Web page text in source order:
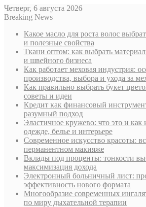
Четверг, 6 августа 2026
Breaking News
Какое масло для роста волос
и полезные свойства
Ткани оптом: как выбрать
и швейного бизнеса
Как работает меховая индустрия:
производства, выбора и ухода за
Как правильно выбрать букет
советы и идеи
Кредит как финансовый
разумный подход
Эластичное кружево: что это и как
одежде, белье и интерьере
Современное искусство красоты:
перманентном макияже
Вклады под проценты: тонкости
максимизация дохода
Электронный больничный лист:
эффективность нового формата
Многообразие современных
по миру дыхательной терапии